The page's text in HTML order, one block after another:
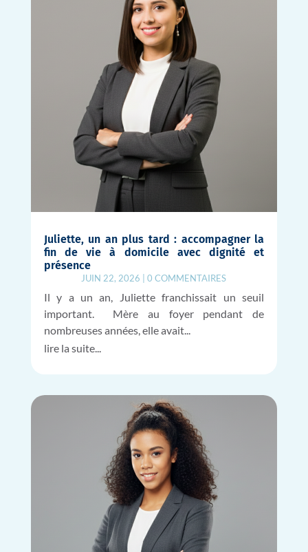
Juliette, un an plus tard : accompagner la
fin de vie à domicile avec dignité et
présence
JUIN 22, 2026 |0 COMMENTAIRES
Il y a un an, Juliette franchissait un seuil
important. Mère au foyer pendant de
nombreuses années, elle avait...
lire la suite...